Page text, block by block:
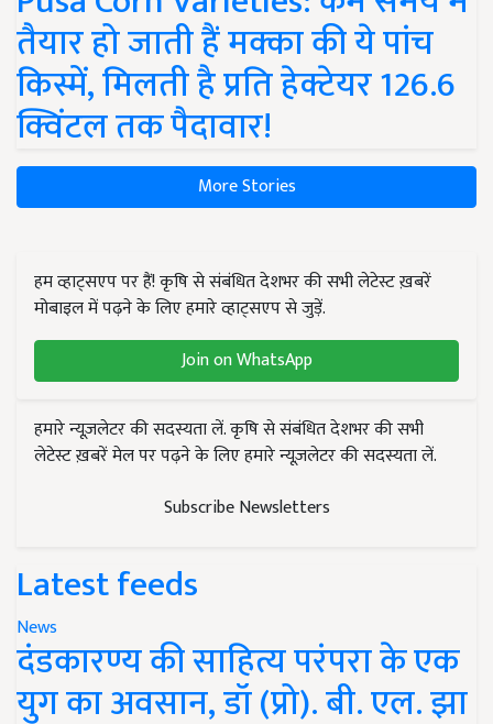
तैयार हो जाती हैं मक्का की ये पांच
किस्में, मिलती है प्रति हेक्टेयर 126.6
क्विंटल तक पैदावार!
More Stories
हम व्हाट्सएप पर हैं! कृषि से संबंधित देशभर की सभी लेटेस्ट ख़बरें
मोबाइल में पढ़ने के लिए हमारे व्हाट्सएप से जुड़ें.
Join on WhatsApp
हमारे न्यूज़लेटर की सदस्यता लें. कृषि से संबंधित देशभर की सभी
लेटेस्ट ख़बरें मेल पर पढ़ने के लिए हमारे न्यूज़लेटर की सदस्यता लें.
Subscribe Newsletters
Latest feeds
News
दंडकारण्य की साहित्य परंपरा के एक
युग का अवसान, डॉ (प्रो). बी. एल. झा